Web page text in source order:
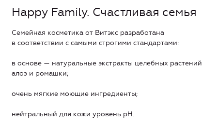
Happy Family. Счастливая семья
Семейная косметика от Витэкс разработана
в соответствии с самыми строгими стандартами:
в основе — натуральные экстракты целебных растений
алоэ и ромашки;
очень мягкие моющие ингредиенты;
нейтральный для кожи уровень рН.